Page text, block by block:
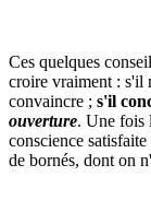
Ces quelques
croire vraiment : s'il
convaincre ; s'il
ouverture. Une fois
conscience
de bornés, dont on